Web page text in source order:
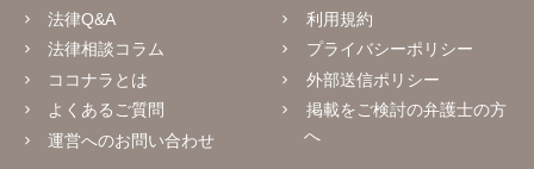
法律Q&A
法律相談コラム
ココナラとは
よくあるご質問
運営へのお問い合わせ
利用規約
プライバシーポリシー
外部送信ポリシー
掲載をご検討の弁護士の方
へ